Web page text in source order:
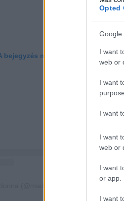
Opted
Google
I want
web or
I want
I want
I want
web or
I want
or app.
I want